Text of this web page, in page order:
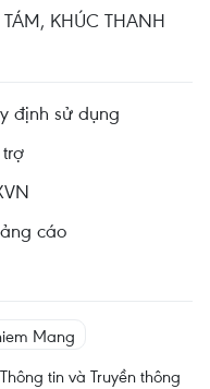
KHÚC THANH
định sử dụng
cáo
tin và Truyền thông